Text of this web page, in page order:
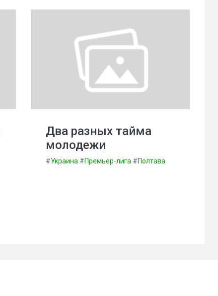
Два разных тайма
молодежи
#Украина #Премьер-лига #Полтава